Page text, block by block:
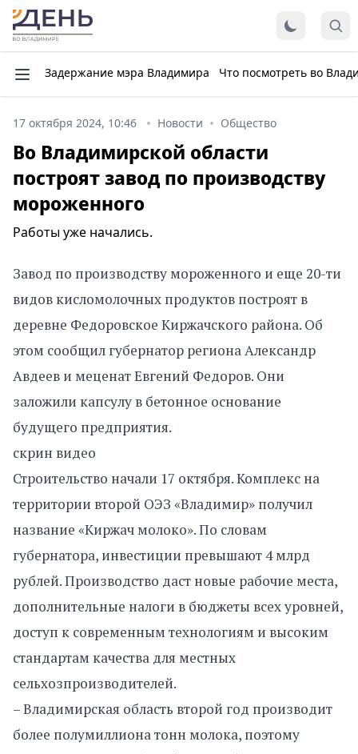
Задержание мэра Владимира Что посмотреть во
17 октября 2024, 10:46 Новости Общество
Во Владимирской области
построят завод по производству
мороженного
Работы уже начались.
Завод по производству мороженного и еще 20-ти
видов кисломолочных продуктов построят в
деревне Федоровское Киржачского района. Об
этом сообщил губернатор региона Александр
Авдеев и меценат Евгений Федоров. Они
заложили капсулу в бетонное основание
будущего предприятия.
скрин видео
Строительство начали 17 октября. Комплекс на
территории второй ОЭЗ «Владимир» получил
название «Киржач молоко». По словам
губернатора, инвестиции превышают 4 млрд
рублей. Производство даст новые рабочие места,
дополнительные налоги в бюджеты всех уровней,
доступ к современным технологиям и высоким
стандартам качества для местных
сельхозпроизводителей.
– Владимирская область второй год производит
более полумиллиона тонн молока, поэтому